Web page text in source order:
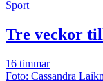
Sport
Tre veckor
16 timmar
Foto: Cassandra